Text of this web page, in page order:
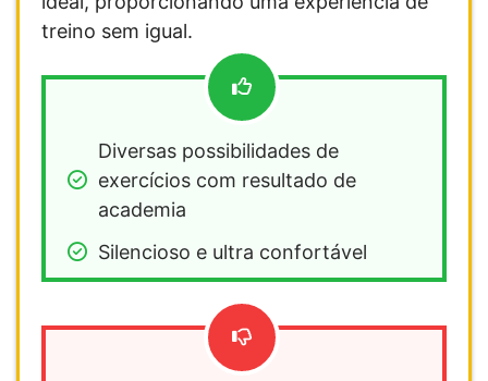
treino sem igual.
Diversas possibilidades de
exercícios com resultado de
academia
Silencioso e ultra confortável